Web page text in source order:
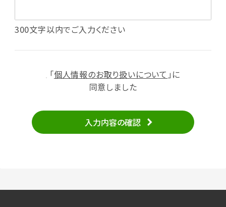
・投稿したクチコミ情報、写真の本サービスへの
・メールマガジン、お知らせ、広告等の配信
（2）ユーザーからのお問い合わせへの対応
せの内容確認、返答
・当サービスの品質改善
300文字以内でご入力ください
「個人情報のお取り扱いについて 」に
同意しました
入力内容の確認